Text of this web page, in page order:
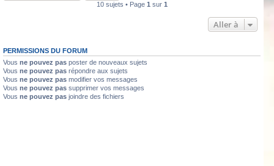
10 sujets • Page 1 sur 1
Aller à
PERMISSIONS DU FORUM
Vous ne pouvez pas poster de nouveaux sujets
Vous ne pouvez pas répondre aux sujets
Vous ne pouvez pas modifier vos messages
Vous ne pouvez pas supprimer vos messages
Vous ne pouvez pas joindre des fichiers